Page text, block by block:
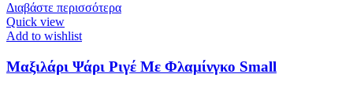
Διαβάστε περισσότερα
Quick view
Add to wishlist
Μαξιλάρι Ψάρι Ριγέ Με Φλαμίνγκο Small